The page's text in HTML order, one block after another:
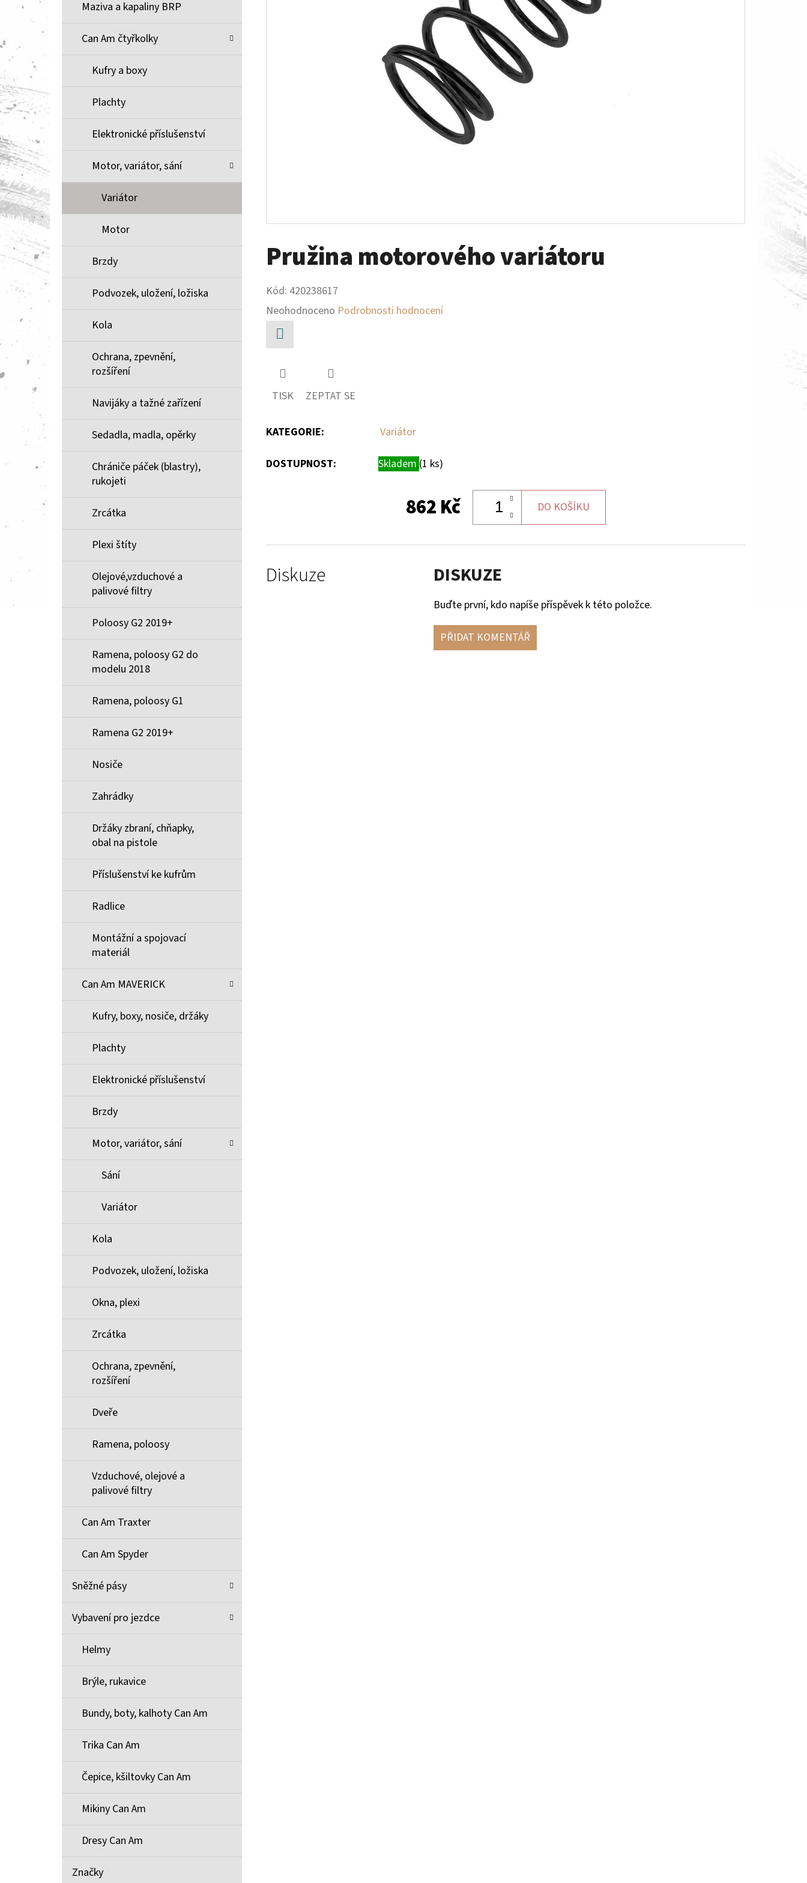
Maziva a kapaliny BRP
Can Am čtyřkolky
Kufry a boxy
Plachty
Elektronické příslušenství
Motor, variátor, sání
Variátor
Motor
Brzdy
Podvozek, uložení, ložiska
Kola
Ochrana, zpevnění,
rozšíření
Navijáky a tažné zařízení
Sedadla, madla, opěrky
Chrániče páček (blastry),
rukojeti
Zrcátka
Plexi štíty
Olejové,vzduchové a
palivové filtry
Poloosy G2 2019+
Ramena, poloosy G2 do
modelu 2018
Ramena, poloosy G1
Ramena G2 2019+
Nosiče
Zahrádky
Držáky zbraní, chňapky,
obal na pistole
Příslušenství ke kufrům
Radlice
Montážní a spojovací
materiál
Can Am MAVERICK
Kufry, boxy, nosiče, držáky
Plachty
Elektronické příslušenství
Brzdy
Motor, variátor, sání
Sání
Variátor
Kola
Podvozek, uložení, ložiska
Okna, plexi
Zrcátka
Ochrana, zpevnění,
rozšíření
Dveře
Ramena, poloosy
Vzduchové, olejové a
palivové filtry
Can Am Traxter
Can Am Spyder
Sněžné pásy
Vybavení pro jezdce
Helmy
Brýle, rukavice
Bundy, boty, kalhoty Can Am
Trika Can Am
Čepice, kšiltovky Can Am
Mikiny Can Am
Dresy Can Am
Značky
Pružina motorového variátoru
Kód: 420238617
Průměrné
hodnocení
produktu
0,0
5
Neohodnoceno Podrobnosti hodnocení
TISK ZEPTAT SE
KATEGORIE: Variátor
DOSTUPNOST: Skladem (1 ks)
862 Kč DO KOŠÍKU
Diskuze DISKUZE
Buďte první, kdo napíše příspěvek k této položce.
PŘIDAT KOMENTÁŘ
BRZDOVÉ DESTIČKY ZE SLINUTÉHO KOVU
1 100 Kč
PALIVOVÉ ČERPADLO S MĚŘÁKEM PALIVA CAN-
10 900 Kč